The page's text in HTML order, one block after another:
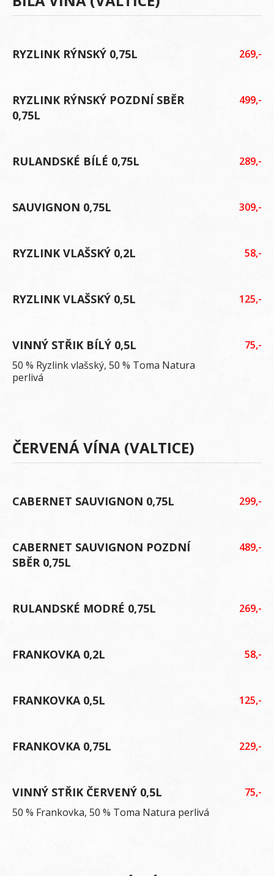
RYZLINK RÝNSKÝ 0,75L 269,-
RYZLINK RÝNSKÝ POZDNÍ SBĚR
0,75L
499,-
RULANDSKÉ BÍLÉ 0,75L 289,-
SAUVIGNON 0,75L 309,-
RYZLINK VLAŠSKÝ 0,2L 58,-
RYZLINK VLAŠSKÝ 0,5L 125,-
VINNÝ STŘIK BÍLÝ 0,5L
75,-
50 % Ryzlink vlašský, 50 % Toma Natura
perlivá
ČERVENÁ VÍNA (VALTICE)
CABERNET SAUVIGNON 0,75L 299,-
CABERNET SAUVIGNON POZDNÍ
SBĚR 0,75L
489,-
RULANDSKÉ MODRÉ 0,75L 269,-
FRANKOVKA 0,2L 58,-
FRANKOVKA 0,5L 125,-
FRANKOVKA 0,75L 229,-
VINNÝ STŘIK ČERVENÝ 0,5L
75,-
50 % Frankovka, 50 % Toma Natura perlivá